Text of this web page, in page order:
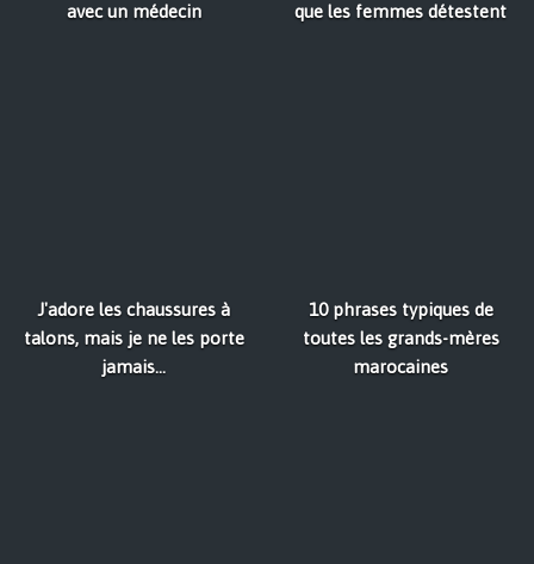
avec un médecin
que les femmes détestent
J'adore les chaussures à
talons, mais je ne les porte
jamais...
10 phrases typiques de
toutes les grands-mères
marocaines